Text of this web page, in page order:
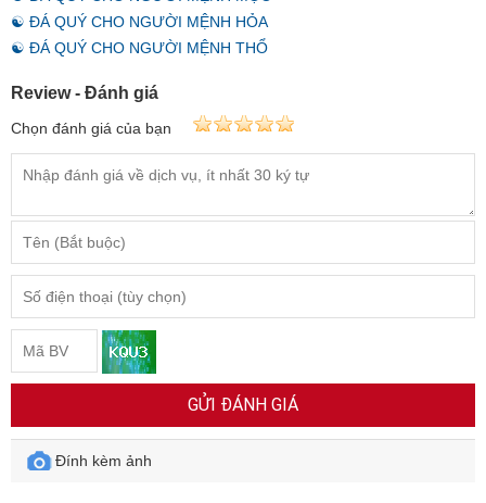
☯ ĐÁ QUÝ CHO NGƯỜI MỆNH HỎA
☯ ĐÁ QUÝ CHO NGƯỜI MỆNH THỔ
Review - Đánh giá
Chọn đánh giá của bạn
GỬI ĐÁNH GIÁ
Đính kèm ảnh